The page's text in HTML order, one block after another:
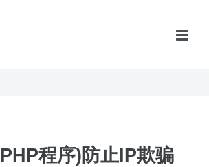
程序)防止IP欺骗